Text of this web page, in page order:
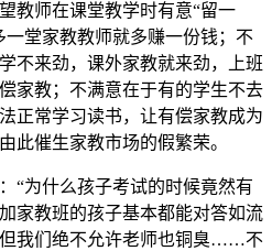
教师在课堂教学时有意“留一
堂家教教师就多赚一份钱；不
不来劲，课外家教就来劲，上班
家教；不满意在于有的学生不去
正常学习读书，让有偿家教成为
此催生家教市场的假繁荣。
“为什么孩子考试的时候竟然有
家教班的孩子基本都能对答如流
我们绝不允许老师也铜臭……不